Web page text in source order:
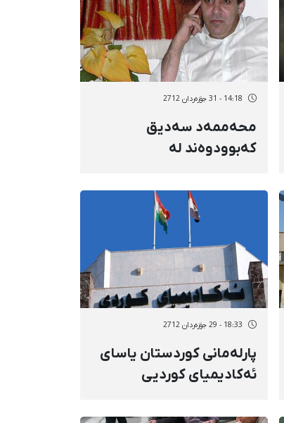
14:18 - 31 جۆزەردان 2712
محەممەد سەدیق
كەبوودوەند لە
18:33 - 29 جۆزەردان 2712
پارلەمانی كوردستان یاسای‌
ئەكادیمیای‌ كوردیی‌